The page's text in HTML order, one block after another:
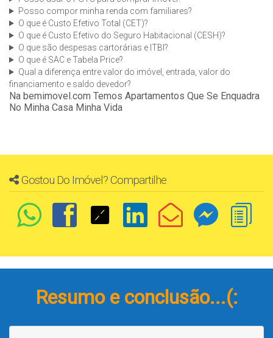
Posso compor minha renda com familiares?
O que é Custo Efetivo Total (CET)?
O que é Custo Efetivo do Seguro Habitacional (CESH)?
O que são despesas cartorárias e ITBI?
O que é SAC e Tabela Price?
Qual a diferença entre valor do imóvel, entrada, valor do
financiamento e saldo devedor?
Na bemimovel.com Temos Apartamentos Que Se Enquadra
No Minha Casa Minha Vida
Gostou Do Imóvel? Compartilhe
Resumo e conclusão...(: